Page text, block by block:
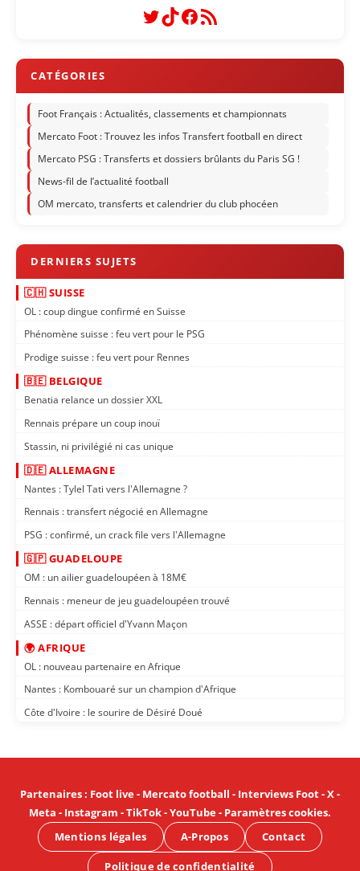
Twitter
TikTok
Facebook
Flux RSS
Foot Français : Actualités, classements et championnats
Mercato Foot : Trouvez les infos Transfert football en direct
Mercato PSG : Transferts et dossiers brûlants du Paris SG !
News-fil de l’actualité football
OM mercato, transferts et calendrier du club phocéen
🇨🇭 SUISSE
OL : coup dingue confirmé en Suisse
Phénomène suisse : feu vert pour le PSG
Prodige suisse : feu vert pour Rennes
🇧🇪 BELGIQUE
Benatia relance un dossier XXL
Rennais prépare un coup inouï
Stassin, ni privilégié ni cas unique
🇩🇪 ALLEMAGNE
Nantes : Tylel Tati vers l'Allemagne ?
Rennais : transfert négocié en Allemagne
PSG : confirmé, un crack file vers l'Allemagne
🇬🇵 GUADELOUPE
OM : un ailier guadeloupéen à 18M€
Rennais : meneur de jeu guadeloupéen trouvé
ASSE : départ officiel d'Yvann Maçon
🌍 AFRIQUE
OL : nouveau partenaire en Afrique
Nantes : Kombouaré sur un champion d'Afrique
Côte d'Ivoire : le sourire de Désiré Doué
Partenaires: Foot live- Mercato football - Interviews Foot-X-
Meta - Instagram -TikTok-YouTube- Paramètres cookies.
Mentions légales
A-Propos Contact
Politique de confidentialité